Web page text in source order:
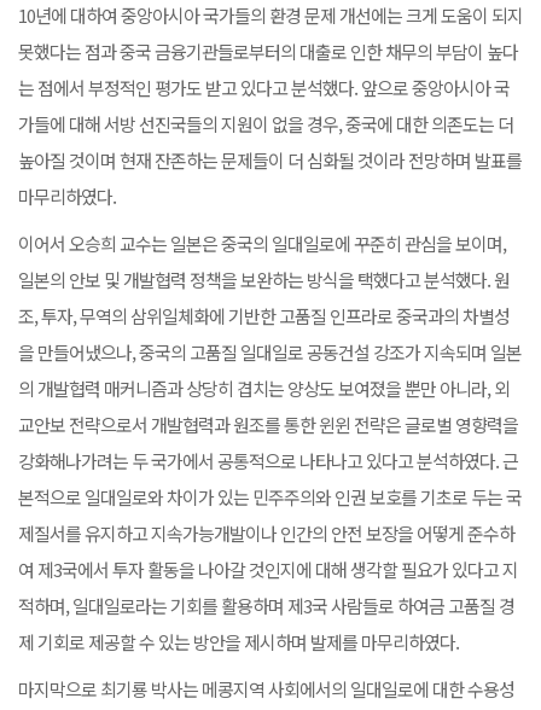
10년에 대하여 중앙아시아 국가들의 환경 문제 개선에는 크게 도움이 되지
못했다는 점과 중국 금융기관들로부터의 대출로 인한 채무의 부담이 높다
는 점에서 부정적인 평가도 받고 있다고 분석했다. 앞으로 중앙아시아 국
가들에 대해 서방 선진국들의 지원이 없을 경우, 중국에 대한 의존도는 더
높아질 것이며 현재 잔존하는 문제들이 더 심화될 것이라 전망하며 발표를
마무리하였다.
이어서 오승희 교수는 일본은 중국의 일대일로에 꾸준히 관심을 보이며,
일본의 안보 및 개발협력 정책을 보완하는 방식을 택했다고 분석했다. 원
조, 투자, 무역의 삼위일체화에 기반한 고품질 인프라로 중국과의 차별성
을 만들어냈으나, 중국의 고품질 일대일로 공동건설 강조가 지속되며 일본
의 개발협력 매커니즘과 상당히 겹치는 양상도 보여졌을 뿐만 아니라, 외
교안보 전략으로서 개발협력과 원조를 통한 윈윈 전략은 글로벌 영향력을
강화해나가려는 두 국가에서 공통적으로 나타나고 있다고 분석하였다. 근
본적으로 일대일로와 차이가 있는 민주주의와 인권 보호를 기초로 두는 국
제질서를 유지하고 지속가능개발이나 인간의 안전 보장을 어떻게 준수하
여 제3국에서 투자 활동을 나아갈 것인지에 대해 생각할 필요가 있다고 지
적하며, 일대일로라는 기회를 활용하며 제3국 사람들로 하여금 고품질 경
제 기회로 제공할 수 있는 방안을 제시하며 발제를 마무리하였다.
마지막으로 최기룡 박사는 메콩지역 사회에서의 일대일로에 대한 수용성